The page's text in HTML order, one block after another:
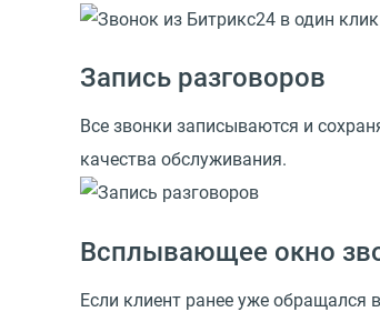
Запись разговоров
Все звонки записываются и
качества обслуживания.
Всплывающее окно
Если клиент ранее уже